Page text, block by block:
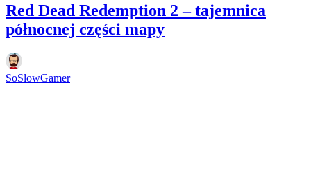
Red Dead Redemption 2 – tajemnica
północnej części mapy
SoSlowGamer